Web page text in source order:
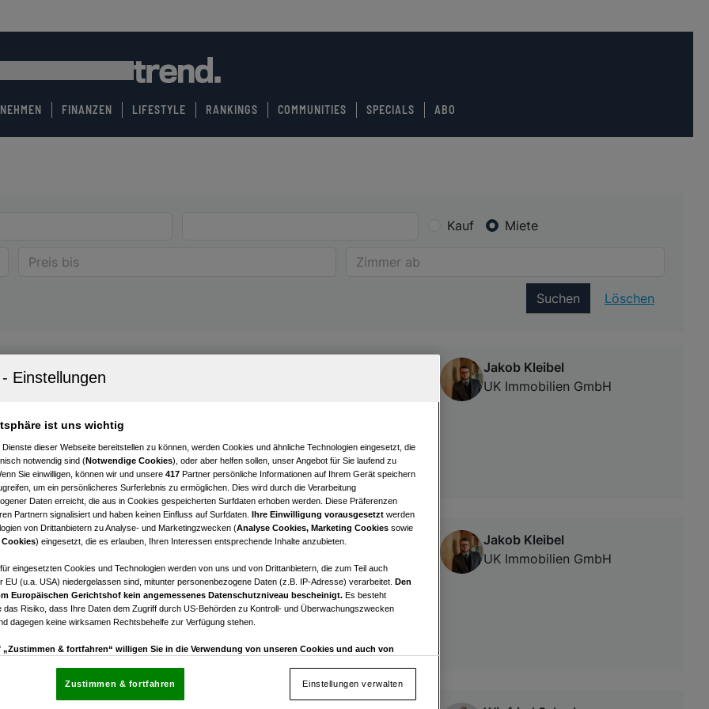
FINANZEN LIFESTYLE RANKINGS COMMUNITIES SPECIALS ABO
Kauf Miete
Suchen Löschen
Dachgeschosstraum mit Einliegerwohnung | Altstadt Salzburg
Zimmer
Jakob Kleibel
UK Immobilien GmbH
4
Zimmer
€ 2.300,00
Bruttomiete
Jakob Kleibel
UK Immobilien GmbH
ist uns wichtig
Dienste dieser Webseite bereitstellen zu können, werden Cookies und ähnliche Technologien eingesetzt, die
notwendig sind (Notwendige Cookies), oder aber helfen sollen, unser Angebot für Sie laufend zu
Sie einwilligen, können wir und unsere 417 Partner persönliche Informationen auf Ihrem Gerät speichern
um ein persönlicheres Surferlebnis zu ermöglichen. Dies wird durch die Verarbeitung
Daten erreicht, die aus in Cookies gespeicherten Surfdaten erhoben werden. Diese Präferenzen
Partnern signalisiert und haben keinen Einfluss auf Surfdaten. Ihre Einwilligung vorausgesetzt werden
von Drittanbietern zu Analyse- und Marketingzwecken (Analyse Cookies, Marketing Cookies sowie
) eingesetzt, die es erlauben, Ihren Interessen entsprechende Inhalte anzubieten.
eingesetzten Cookies und Technologien werden von uns und von Drittanbietern, die zum Teil auch
EU (u.a. USA) niedergelassen sind, mitunter personenbezogene Daten (z.B. IP-Adresse) verarbeitet. Den
Europäischen Gerichtshof kein angemessenes Datenschutzniveau bescheinigt. Es besteht
das Risiko, dass Ihre Daten dem Zugriff durch US-Behörden zu Kontroll- und Überwachungszwecken
dagegen keine wirksamen Rechtsbehelfe zur Verfügung stehen.
„Zustimmen & fortfahren“ willigen Sie in die Verwendung von unseren Cookies und auch von
die sich auf jeder Seite unten im Footer befinden.
Einstellungen verwalten
Zustimmen & fortfahren